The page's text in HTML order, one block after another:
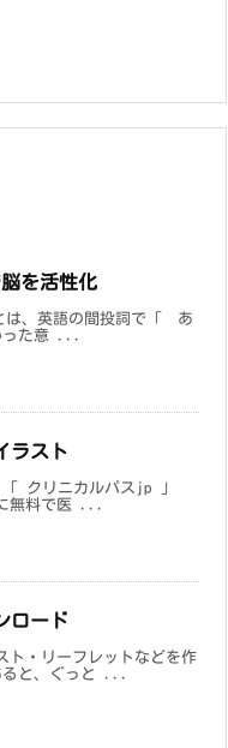
を活性化
、英語の間投詞で「 あ
った意 ...
ラスト
クリニカルパスjp 」
無料で医 ...
ロード
ト・リーフレットなどを作
ると、ぐっと ...